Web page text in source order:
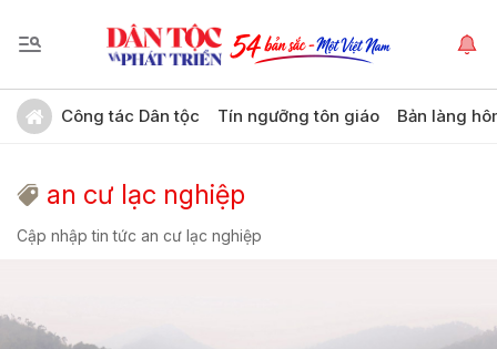
Công tác Dân tộc Tín ngưỡng tôn giáo Bản làng
an cư lạc nghiệp
Cập nhập tin tức an cư lạc nghiệp